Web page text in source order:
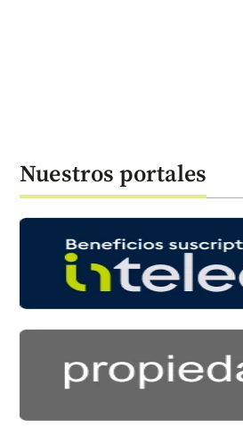
Nuestros portales